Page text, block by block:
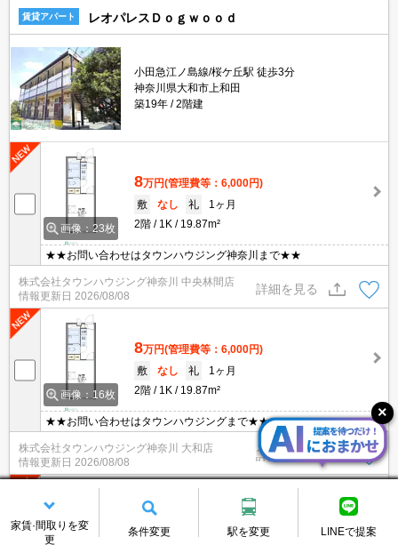
賃貸アパート レオパレスＤｏｇｗｏｏｄ
小田急江ノ島線/桜ケ丘駅 徒歩3分
神奈川県大和市上和田
築19年
2階建
画像：23枚
8万円(管理費等：6,000円)
敷
なし 礼
1ヶ月
2階
1K 19.87m²
★★お問い合わせはタウンハウジング神奈川まで★★
株式会社タウンハウジング神奈川 中央林間店
情報更新日 2026/08/08
詳細を見る
画像：16枚
8万円(管理費等：6,000円)
敷
なし 礼
1ヶ月
2階
1K 19.87m²
★★お問い合わせはタウンハウジングまで★★
株式会社タウンハウジング神奈川 大和店
情報更新日 2026/08/08
詳細を見る
8万円
(管理費等：6,000円)
敷
なし 礼 1ヶ月
家賃·間取りを変
更
条件変更 駅を変更 LINEで提案